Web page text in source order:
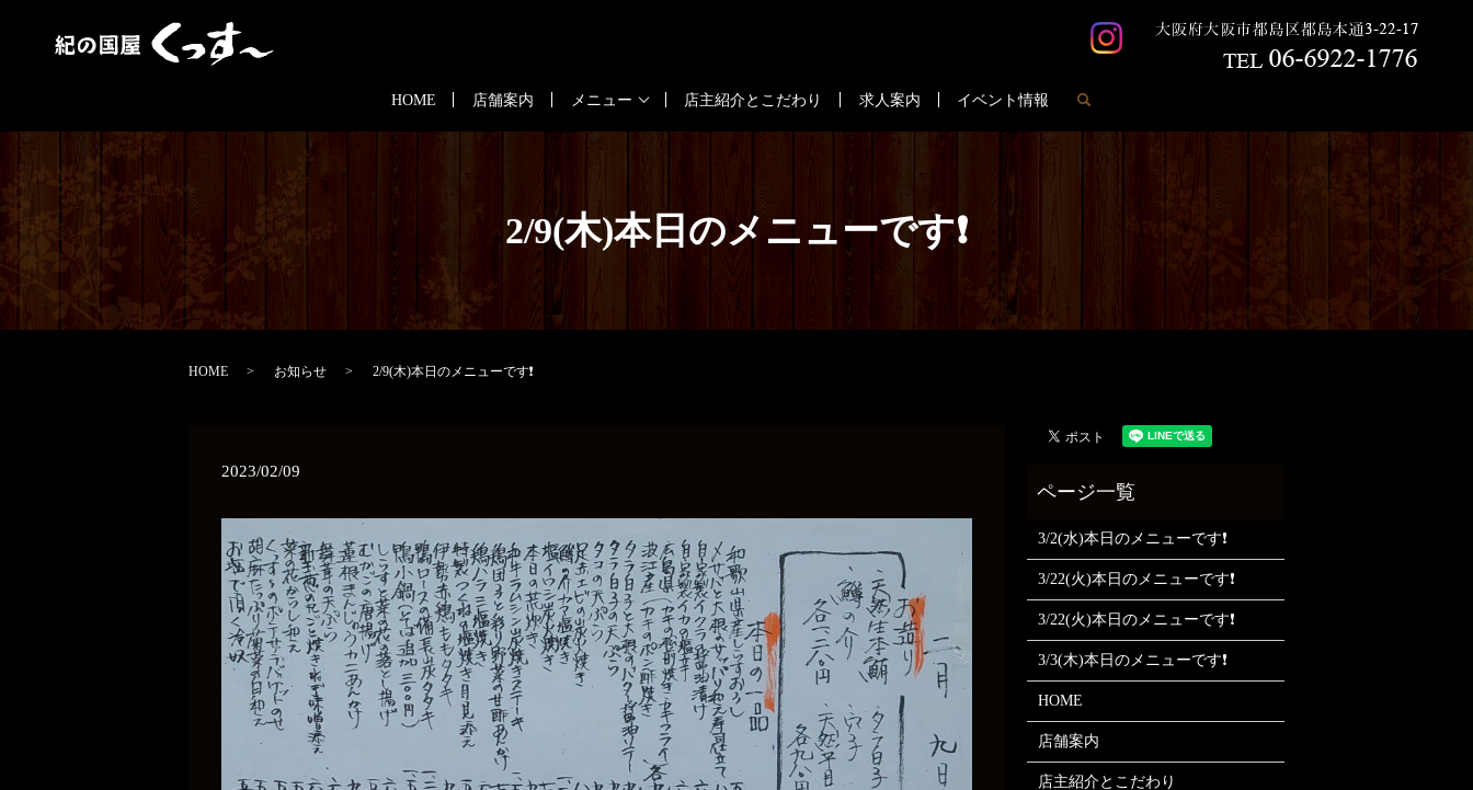
HOME 店舗案内 メニュー 店主紹介とこだわり 求人案内 イベント情報
2/9(木)本日のメニューです❗
HOME お知らせ 2/9(木)本日のメニューです❗
2023/02/09
3/2(水)本日のメニューです❗
3/22(火)本日のメニューです❗
3/22(火)本日のメニューです❗
3/3(木)本日のメニューです❗
HOME
店舗案内
店主紹介とこだわり